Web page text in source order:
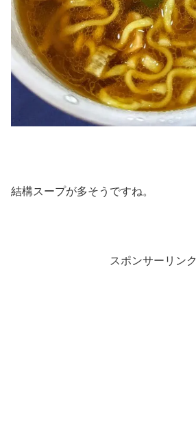
結構スープが多そうですね。
スポンサーリンク